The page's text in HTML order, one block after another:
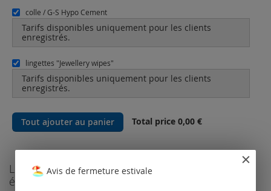
colle / G-S Hypo Cement
Tarifs disponibles uniquement pour les clients
enregistrés.
lingettes "Jewellery wipes"
Tarifs disponibles uniquement pour les clients
enregistrés.
Tout ajouter au panier Total price 0,00 €
Les clients qui ont acheté ce produit ont
également commandé les produits suivants
Avis de fermeture estivale